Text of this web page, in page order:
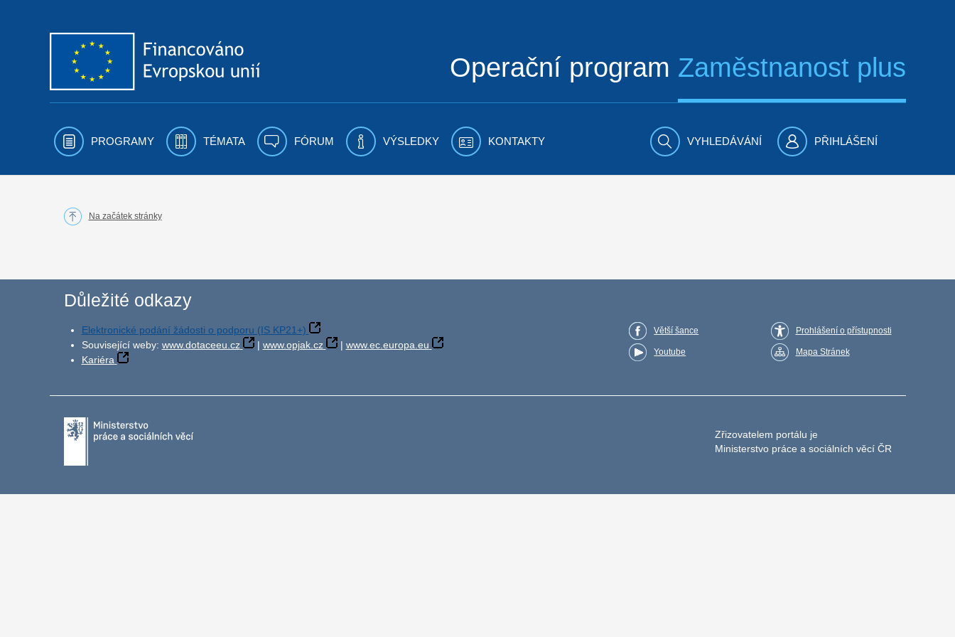
Operační program Zaměstnanost plus
PROGRAMY TÉMATA FÓRUM VÝSLEDKY KONTAKTY VYHLEDÁVÁNÍ PŘIHLÁŠENÍ
Na začátek stránky
Důležité odkazy
Elektronické podání žádosti o podporu (IS KP21+)
Související weby: www.dotaceeu.cz | www.opjak.cz | www.ec.europa.eu
Kariéra
Větší šance
Youtube
Prohlášení o přístupnosti
Mapa Stránek
Zřizovatelem portálu je
Ministerstvo práce a sociálních věcí ČR